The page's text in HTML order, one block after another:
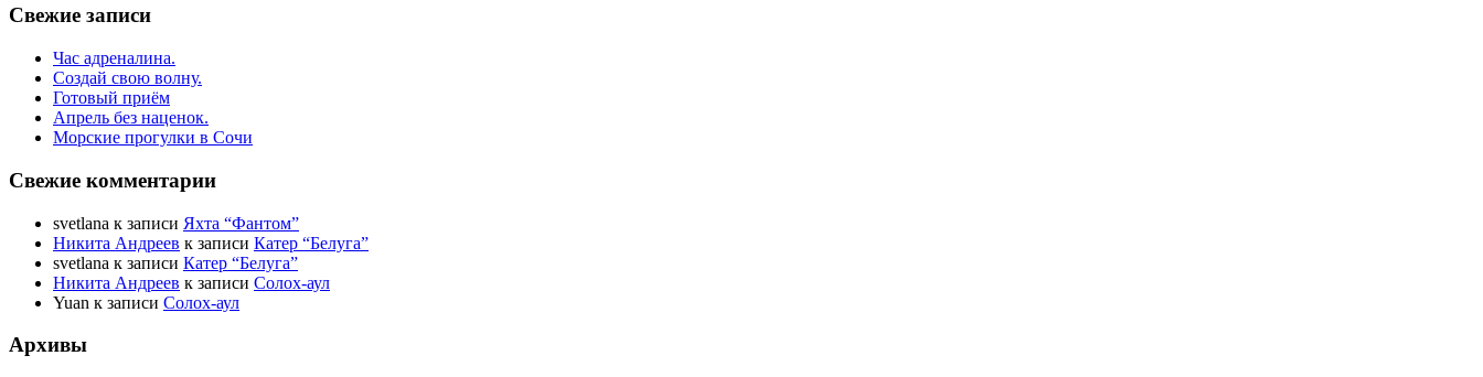
Свежие записи
Час адреналина.
Создай свою волну.
Готовый приём
Апрель без наценок.
Морские прогулки в Сочи
Свежие комментарии
svetlana к записи Яхта “Фантом”
Никита Андреев к записи Катер “Белуга”
svetlana к записи Катер “Белуга”
Никита Андреев к записи Солох-аул
Yuan к записи Солох-аул
Архивы